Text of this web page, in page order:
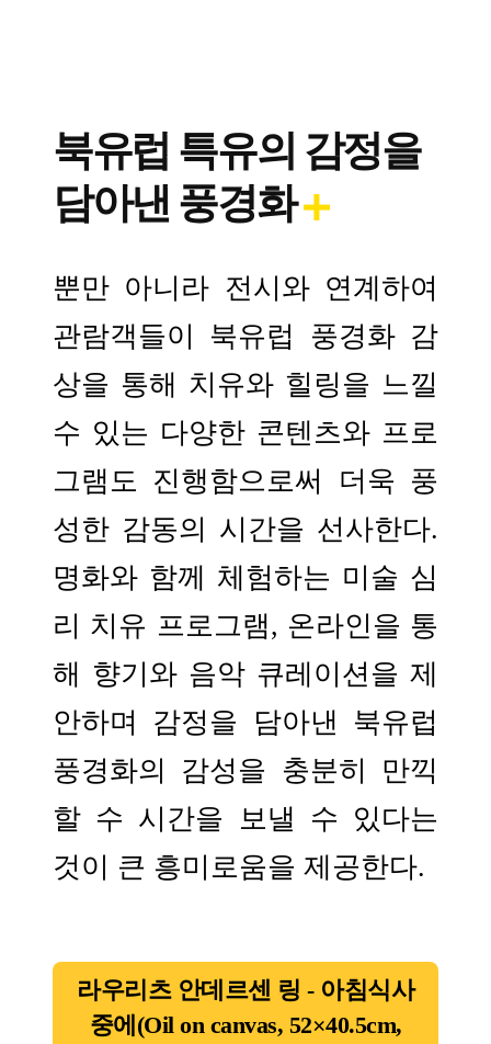
북유럽 특유의 감정을
담아낸 풍경화
뿐만 아니라 전시와 연계하여
관람객들이 북유럽 풍경화 감
상을 통해 치유와 힐링을 느낄
수 있는 다양한 콘텐츠와 프로
그램도 진행함으로써 더욱 풍
성한 감동의 시간을 선사한다.
명화와 함께 체험하는 미술 심
리 치유 프로그램, 온라인을 통
해 향기와 음악 큐레이션을 제
안하며 감정을 담아낸 북유럽
풍경화의 감성을 충분히 만끽
할 수 시간을 보낼 수 있다는
것이 큰 흥미로움을 제공한다.
라우리츠 안데르센 링 - 아침식사
중에(Oil on canvas, 52×40.5cm,